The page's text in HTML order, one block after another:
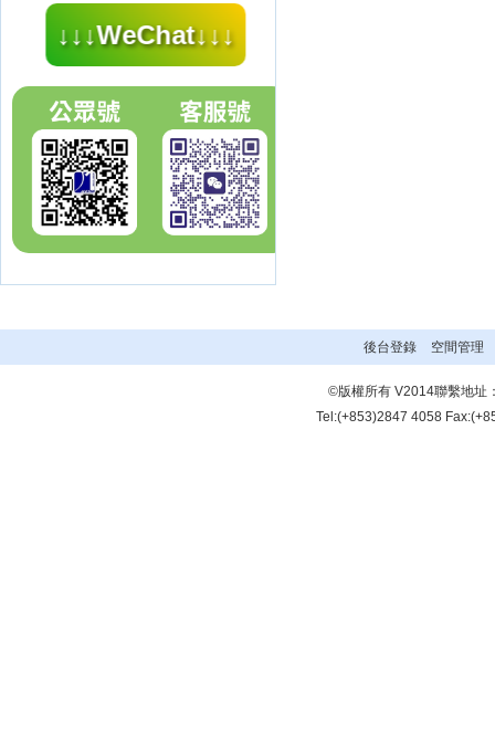
↓↓↓WeChat↓↓↓
後台登錄 空間管理
©版權所有 V2014聯繫地址
Tel:(+853)2847 4058